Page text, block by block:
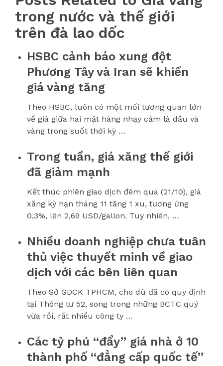
trong nước và thế giới
trên đà lao dốc
HSBC cảnh báo xung đột
Phương Tây và Iran sẽ khiến
giá vàng tăng
Theo HSBC, luôn có một mối tương quan lớn
về giá giữa hai mặt hàng nhạy cảm là dầu và
vàng trong suốt thời kỳ …
Trong tuần, giá xăng thế giới
đã giảm mạnh
Kết thúc phiên giao dịch đêm qua (21/10), giá
xăng kỳ hạn tháng 11 tăng 1 xu, tương ứng
0,3%, lên 2,69 USD/gallon. Tuy nhiên, …
Nhiều doanh nghiệp chưa tuân
thủ việc thuyết minh về giao
dịch với các bên liên quan
Theo Sở GDCK TPHCM, cho dù đã có quy định
tại Thông tư 52, song trong những BCTC quý
vừa rồi, rất nhiều công ty …
Các tỷ phú “đẩy” giá nhà ở 10
thành phố “đẳng cấp quốc tế”